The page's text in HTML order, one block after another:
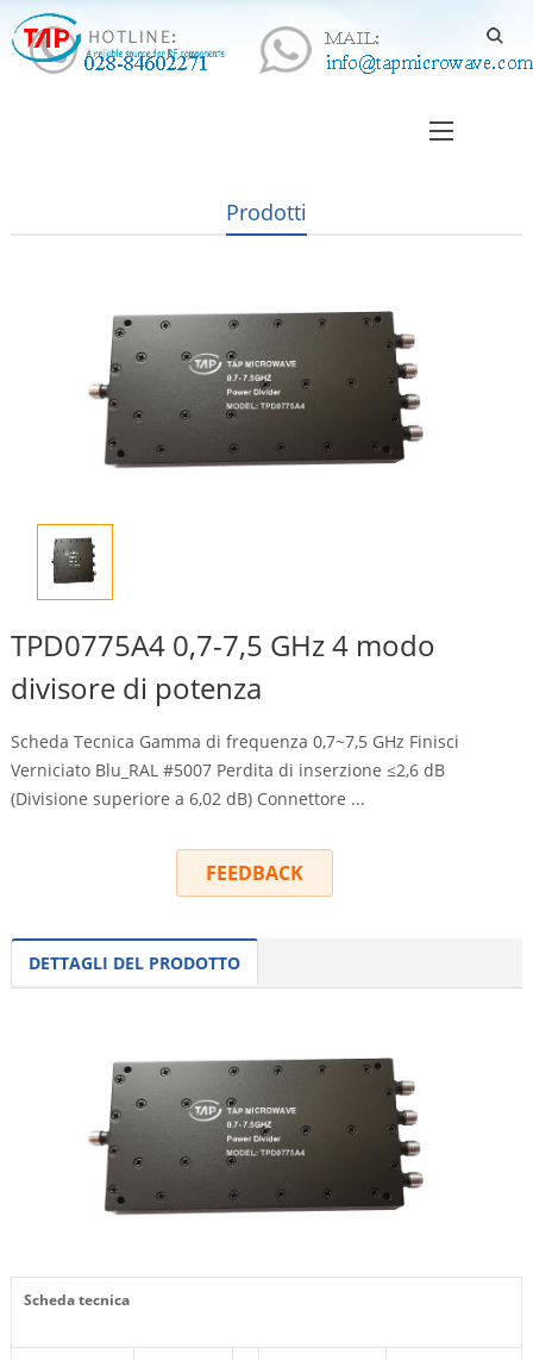
Prodotti
TPD0775A4 0,7-7,5 GHz 4 modo
divisore di potenza
Scheda Tecnica Gamma di frequenza 0,7~7,5 GHz Finisci
Verniciato Blu_RAL #5007 Perdita di inserzione ≤2,6 dB
(Divisione superiore a 6,02 dB) Connettore ...
FEEDBACK
DETTAGLI DEL PRODOTTO
Scheda tecnica